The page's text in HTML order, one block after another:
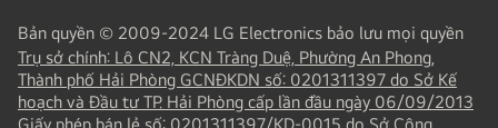
Bản quyền © 2009-2024 LG Electronics bảo lưu mọi quyền
Trụ sở chính: Lô CN2, KCN Tràng Duệ, Phường An Phong,
Thành phố Hải Phòng GCNĐKDN số: 0201311397 do Sở Kế
hoạch và Đầu tư TP. Hải Phòng cấp lần đầu ngày 06/09/2013
Giấy phép bán lẻ số: 0201311397/KD-0015 do Sở Công